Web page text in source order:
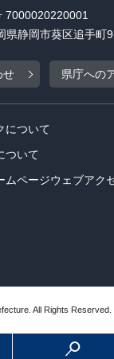
静岡市葵区追手町
せ 県庁への
について
ついて
ムページウェブアク
All Rights Reserved.